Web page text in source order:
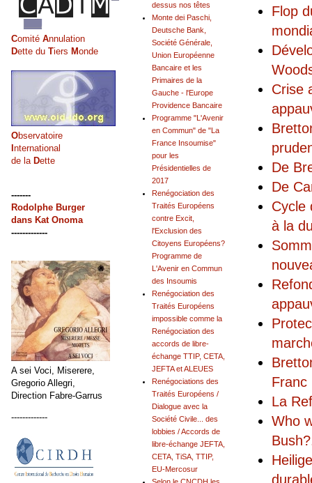
Flop
Crise
De
De
Cycle
à la
Franc
La
Who
Bush?
dessus nos têtes
Monte dei Paschi,
Deutsche Bank,
Société Générale,
Union Européenne
Bancaire et les
Primaires de la
Gauche - l'Europe
Providence Bancaire
Programme "L'Avenir
en Commun" de "La
France Insoumise"
pour les
Présidentielles de
2017
Renégociation des
Traités Européens
contre Excit,
l'Exclusion des
Citoyens Européens?
Programme de
L'Avenir en Commun
des Insoumis
Renégociation des
Traités Européens
impossible comme la
Renégociation des
accords de libre-
échange TTIP, CETA,
JEFTA et ALEUES
Renégociations des
Traités Européens /
Dialogue avec la
Société Civile... des
lobbies / Accords de
libre-échange JEFTA,
CETA, TiSA, TTIP,
EU-Mercosur
Comité Annulation
Dette du Tiers Monde
Observatoire
International
de la Dette
-------
Rodolphe Burger
dans Kat Onoma
-------------
A sei Voci, Miserere,
Gregorio Allegri,
Direction Fabre-Garrus
-------------